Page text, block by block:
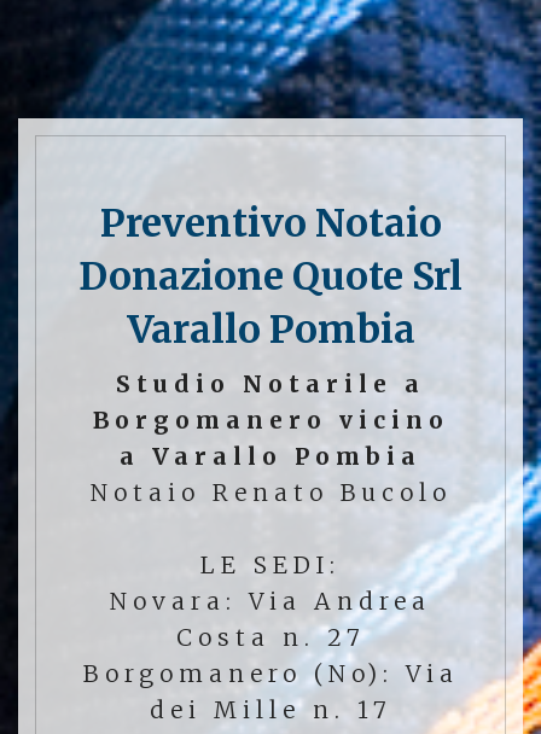
Preventivo Notaio
Donazione Quote Srl
Varallo Pombia
Studio Notarile a
Borgomanero vicino
a Varallo Pombia
Notaio Renato Bucolo
LE SEDI:
Novara: Via Andrea
Costa n. 27
Borgomanero (No): Via
dei Mille n. 17